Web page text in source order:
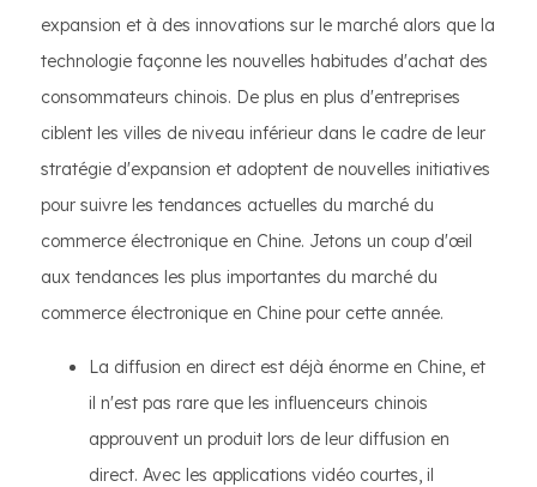
expansion et à des innovations sur le marché alors que la
technologie façonne les nouvelles habitudes d'achat des
consommateurs chinois. De plus en plus d'entreprises
ciblent les villes de niveau inférieur dans le cadre de leur
stratégie d'expansion et adoptent de nouvelles initiatives
pour suivre les tendances actuelles du marché du
commerce électronique en Chine. Jetons un coup d'œil
aux tendances les plus importantes du marché du
commerce électronique en Chine pour cette année.
La diffusion en direct est déjà énorme en Chine, et
il n'est pas rare que les influenceurs chinois
approuvent un produit lors de leur diffusion en
direct. Avec les applications vidéo courtes, il